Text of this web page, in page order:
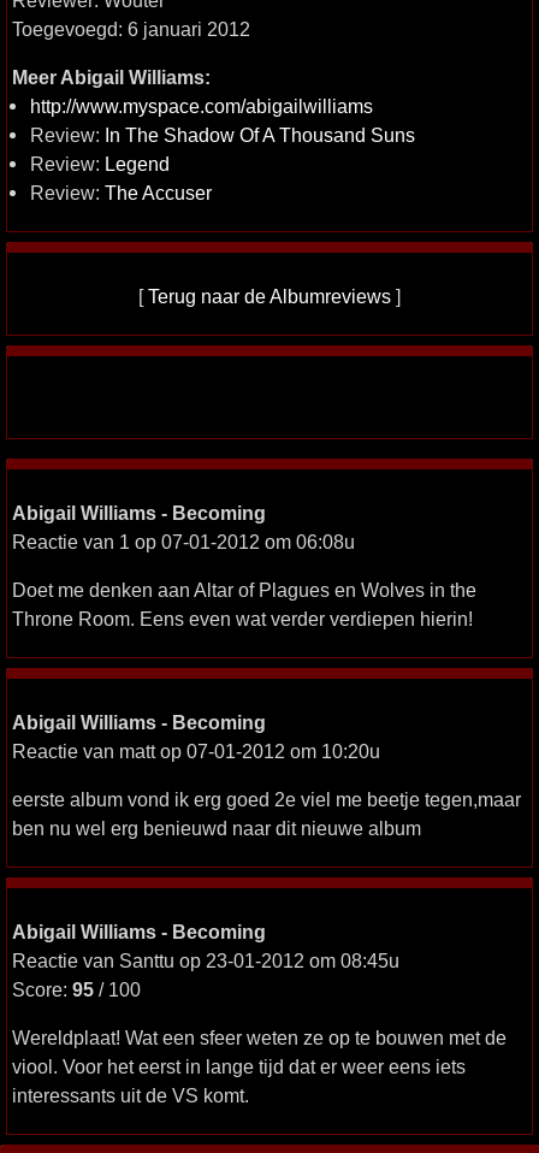
Toegevoegd: 6 januari 2012
Meer Abigail Williams:
http://www.myspace.com/abigailwilliams
Review: In The Shadow Of A Thousand Suns
Review: Legend
Review: The Accuser
[Terug naar de Albumreviews ]
Abigail Williams - Becoming
Reactie van 1 op 07-01-2012 om 06:08u
Doet me denken aan Altar of Plagues en Wolves in the
Throne Room. Eens even wat verder verdiepen hierin!
Abigail Williams - Becoming
Reactie van matt op 07-01-2012 om 10:20u
eerste album vond ik erg goed 2e viel me beetje tegen,maar
ben nu wel erg benieuwd naar dit nieuwe album
Abigail Williams - Becoming
Reactie van Santtu op 23-01-2012 om 08:45u
Score: 95 / 100
Wereldplaat! Wat een sfeer weten ze op te bouwen met de
viool. Voor het eerst in lange tijd dat er weer eens iets
interessants uit de VS komt.